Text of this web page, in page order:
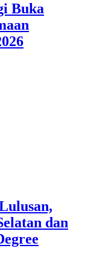
Buka
dan